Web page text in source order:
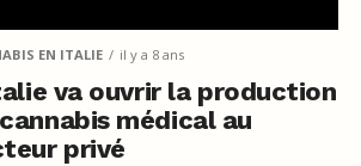
EN ITALIE il y a 8 ans
va ouvrir la production
médical au
privé